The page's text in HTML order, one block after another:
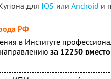
для IOS или Android и
РФ
в Институте
за 12250